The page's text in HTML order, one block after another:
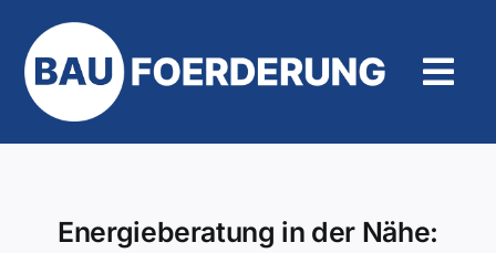
Inhalt
springen
Energieberatung in der Nähe: